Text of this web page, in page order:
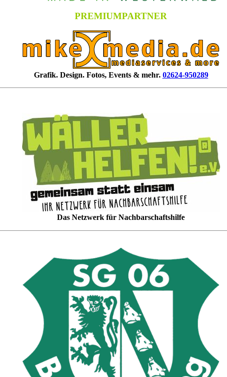
PREMIUMPARTNER
Grafik. Design. Fotos, Events & mehr. 02624-950289
Das Netzwerk für Nachbarschaftshilfe